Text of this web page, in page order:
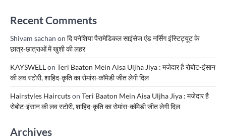
Recent Comments
Shivam sachan on दि पनेशिया पैरामेडिकल साइंसेज एंड नर्सिंग इंस्टिट्यूट के
छात्र-छात्राओं में खुशी की लहर
KAYSWELLon Teri Baaton Mein Aisa Uljha Jiya : मजेदार है रोबोट-इंसान
की लव स्टोरी, शाहिद-कृति का रोमांस-कॉमेडी जीत लेगी दिल
Hairstyles Haircutson Teri Baaton Mein Aisa Uljha Jiya : मजेदार है
रोबोट-इंसान की लव स्टोरी, शाहिद-कृति का रोमांस-कॉमेडी जीत लेगी दिल
Archives